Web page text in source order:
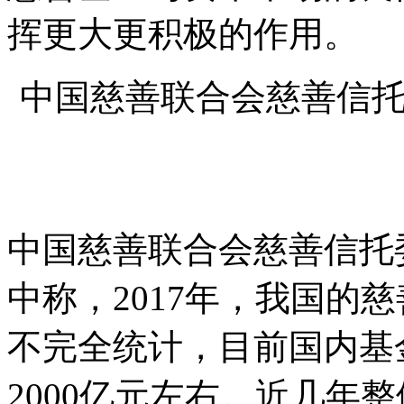
挥更大更积极的作用。
中国慈善联合会慈善信
中国慈善联合会慈善信
中称，2017年，我国的
不完全统计，目前国内
2000亿元左右。近几年